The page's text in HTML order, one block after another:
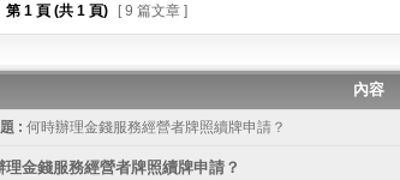
第 1 頁 (共 1 頁) [ 9 篇文章 ]
內容
: 何時辦理金錢服務經營者牌照續牌申請？
理金錢服務經營者牌照續牌申請？